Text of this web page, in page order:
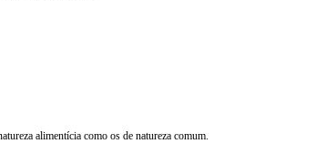
alimentícia como os de natureza comum.